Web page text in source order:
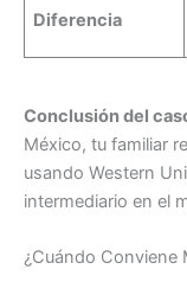
Diferencia
Conclusión del
México, tu familiar
usando Western
intermediario en el
¿Cuándo Conviene